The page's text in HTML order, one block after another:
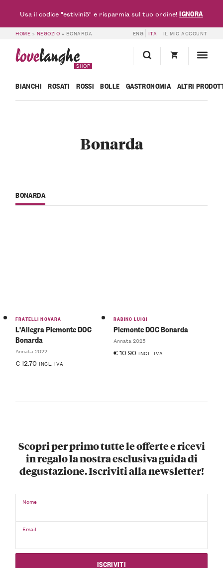
HOME » NEGOZIO » BONARDA ENG ITA IL MIO ACCOUNT
lovelanghe
SHOP
BIANCHI ROSATI ROSSI BOLLE GASTRONOMIA ALTRI
Bonarda
BONARDA
FRATELLI NOVARA
L'Allegra Piemonte DOC
Bonarda
Annata 2022
€12.70 INCL. IVA
RABINO LUIGI
Piemonte DOC Bonarda
Annata 2025
€10.90 INCL. IVA
Scopri per primo tutte le offerte e ricevi
in regalo la nostra esclusiva guida di
degustazione. Iscriviti alla newsletter!
Nome
Email
Usa il codice "estivini5" e risparmia sul tuo ordine!IGNORA